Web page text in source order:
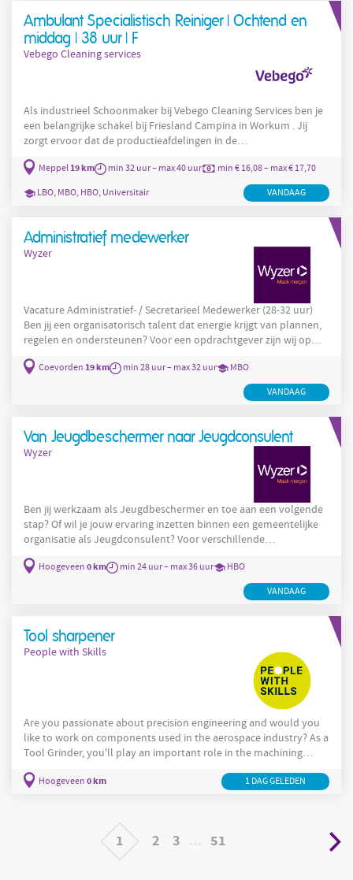
na een tijdje gewoon bij naam kent. Samen zorgen we
Ambulant Specialistisch Reiniger | Ochtend en
middag | 38 uur | F
Vebego Cleaning services
Als industrieel Schoonmaker bij Vebego Cleaning Services ben je
een belangrijke schakel bij Friesland Campina in Workum . Jij
zorgt ervoor dat de productieafdelingen in de
voedselverwerkingsindustrie schoon en veilig blijven. Dit draagt
bij aan de voedselveiligheid en de gezondheid van de
consumenten. Een uitdagende rol met veel
verantwoordelijkheid! Bij Vebego Cleaning Services krijg je de
werkomgeving bij
Meppel19 km min 32 uur – max 40 uur min € 16,08 – max € 17,70
LBO, MBO, HBO, Universitair VANDAAG
Administratief medewerker
Wyzer
Vacature Administratief- / Secretarieel Medewerker (28-32 uur)
Ben jij een organisatorisch talent dat energie krijgt van plannen,
regelen en ondersteunen? Voor een opdrachtgever zijn wij op
zoek naar een Administratief – Secretarieel Medewerker voor 28
tot 32 uur per week . In deze veelzijdige functie ondersteun je
teammanagers en collega’s, houd je processen soepel draaiende
en lever je een belangrijke bijdrage aan een goed georganiseerde
Coevorden 19 km min 28 uur – max 32 uur MBO
VANDAAG
Van Jeugdbeschermer naar Jeugdconsulent
Wyzer
Ben jij werkzaam als Jeugdbeschermer en toe aan een volgende
stap? Of wil je jouw ervaring inzetten binnen een gemeentelijke
organisatie als Jeugdconsulent? Voor verschillende
opdrachtgevers zijn wij op zoek naar professionals die zich willen
inzetten voor de veiligheid en ontwikkeling van kinderen en
gezinnen. Vanuit jouw expertise kijken we samen naar de
opdracht die het beste bij jou past. Benieuwd naar de
Hoogeveen 0 km min 24 uur – max 36 uur HBO
VANDAAG
Tool sharpener
People with Skills
Are you passionate about precision engineering and would you
like to work on components used in the aerospace industry? As a
Tool Grinder, you'll play an important role in the machining
and optimised to the highest standards. If you currently work as
Hoogeveen 0 km 1 DAG GELEDEN
1 2 3 51